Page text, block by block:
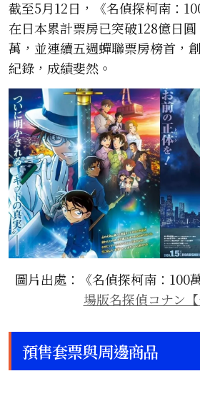
截至5月12日，《名偵探柯南：
在日本累計票房已突破128億日
萬，並連續五週蟬聯票房榜首，
紀錄，成績斐然。
圖片出處：《名偵探柯南：100
場版名探偵コナン【
預售套票與周邊商品